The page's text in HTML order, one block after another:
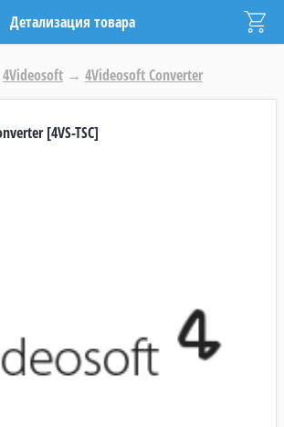
Детализация товара
4Videosoft → 4Videosoft Converter
[4VS-TSC]